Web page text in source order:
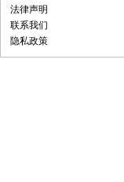
法律声明
联系我们
隐私政策